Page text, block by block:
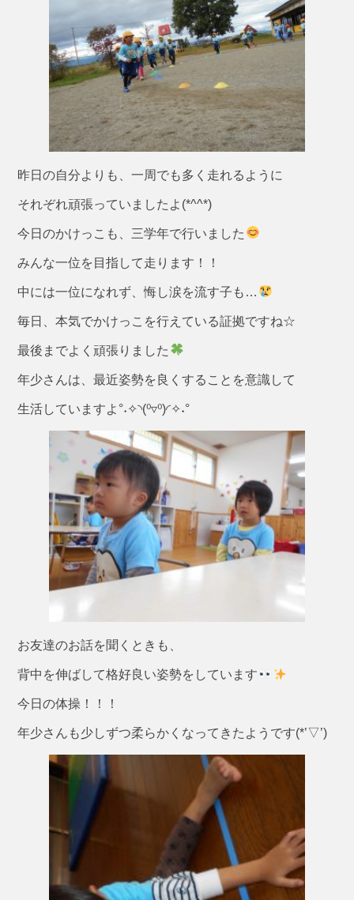
昨日の自分よりも、一周でも多く走れるように
それぞれ頑張っていましたよ(*^^*)
今日のかけっこも、三学年で行いました
みんな一位を目指して走ります！！
中には一位になれず、悔し涙を流す子も…
毎日、本気でかけっこを行えている証拠ですね☆
最後までよく頑張りました
年少さんは、最近姿勢を良くすることを意識して
生活していますよ°˖✧◝(⁰▿⁰)◜✧˖°
お友達のお話を聞くときも、
背中を伸ばして格好良い姿勢をしています
今日の体操！！！
年少さんも少しずつ柔らかくなってきたようです(*’▽’)